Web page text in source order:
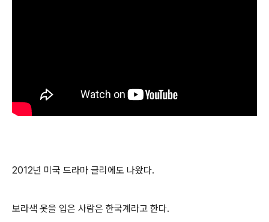
2012년 미국 드라마 글리에도 나왔다.
보라색 옷을 입은 사람은 한국계라고 한다.